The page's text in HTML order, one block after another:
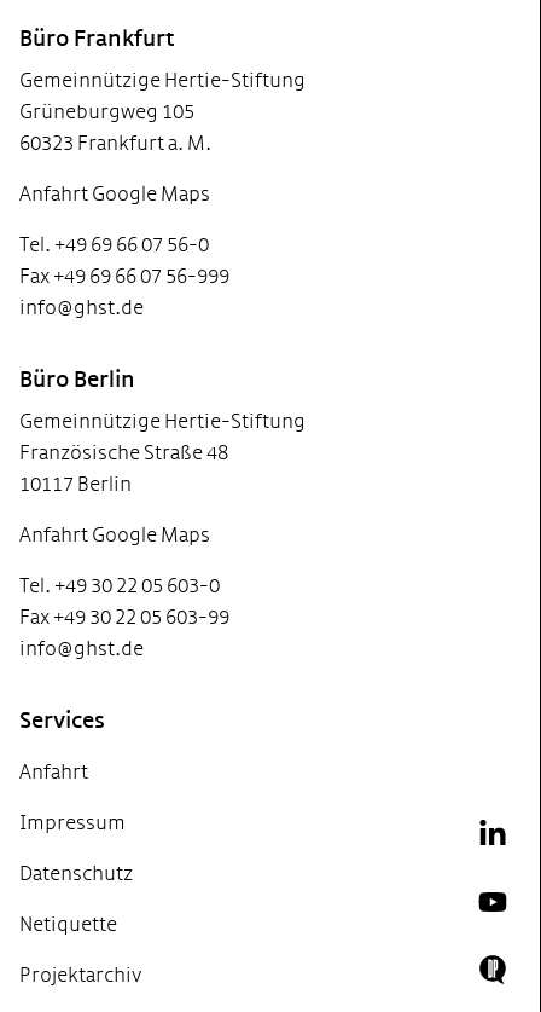
Büro Frankfurt
Gemeinnützige Hertie-Stiftung
Grüneburgweg 105
60323 Frankfurt a. M.
Anfahrt Google Maps
Tel. +49 69 66 07 56-0
Fax +49 69 66 07 56-999
info@ghst.de
Büro Berlin
Gemeinnützige Hertie-Stiftung
Französische Straße 48
10117 Berlin
Anfahrt Google Maps
Tel. +49 30 22 05 603-0
Fax +49 30 22 05 603-99
info@ghst.de
Services
Anfahrt
Impressum
Datenschutz
Netiquette
Projektarchiv